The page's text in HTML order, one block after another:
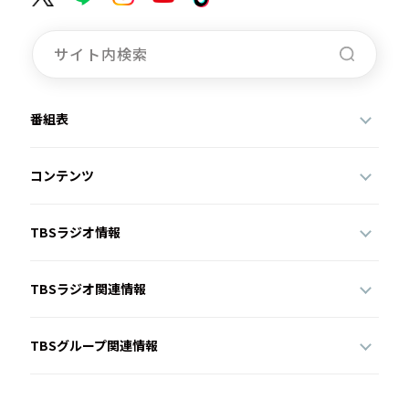
番組表
コンテンツ
TBSラジオ情報
TBSラジオ関連情報
TBSグループ関連情報